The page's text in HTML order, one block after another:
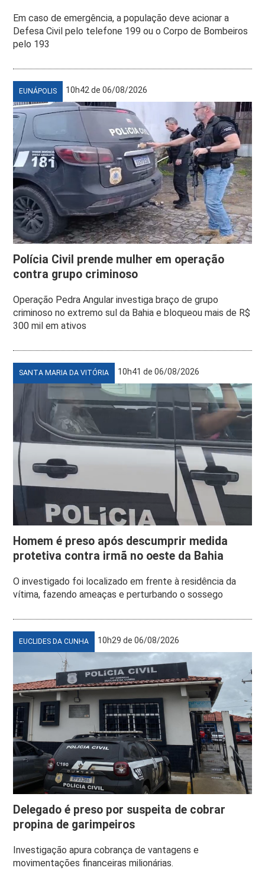
Em caso de emergência, a população deve acionar a
Defesa Civil pelo telefone 199 ou o Corpo de Bombeiros
pelo 193
EUNÁPOLIS 10h42 de 06/08/2026
Polícia Civil prende mulher em operação
contra grupo criminoso
Operação Pedra Angular investiga braço de grupo
criminoso no extremo sul da Bahia e bloqueou mais de R$
300 mil em ativos
SANTA MARIA DA VITÓRIA 10h41 de 06/08/2026
Homem é preso após descumprir medida
protetiva contra irmã no oeste da Bahia
O investigado foi localizado em frente à residência da
vítima, fazendo ameaças e perturbando o sossego
EUCLIDES DA CUNHA 10h29 de 06/08/2026
Delegado é preso por suspeita de cobrar
propina de garimpeiros
Investigação apura cobrança de vantagens e
movimentações financeiras milionárias.